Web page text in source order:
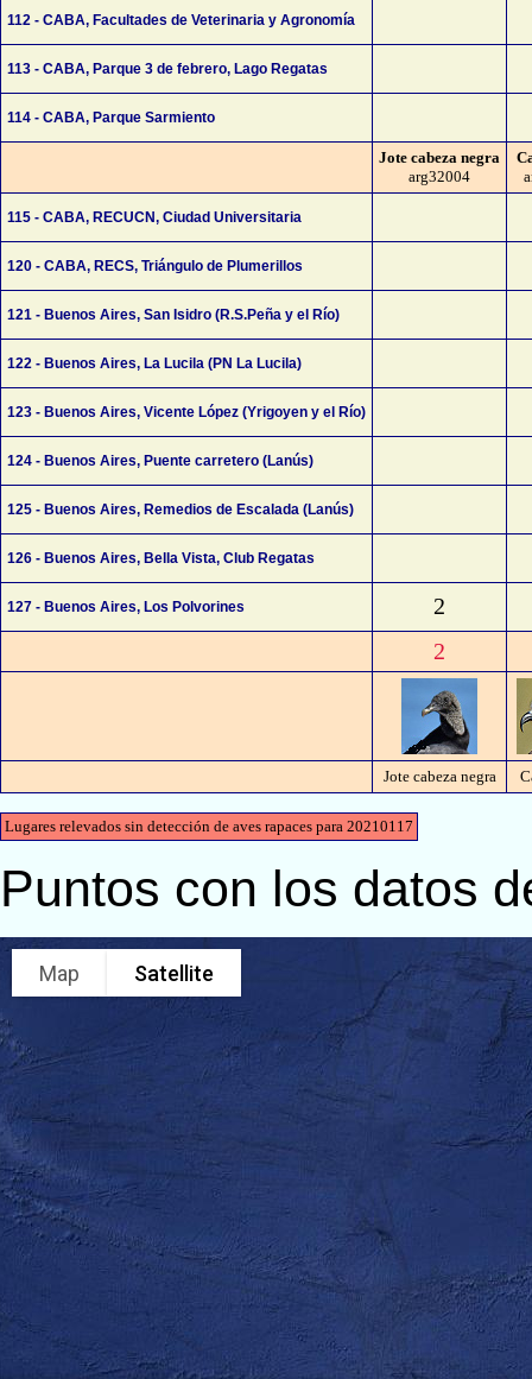
112 - CABA, Facultades de Veterinaria y Agronomía
113 - CABA, Parque 3 de febrero, Lago Regatas
114 - CABA, Parque Sarmiento
Jote cabeza negra
arg32004
115 - CABA, RECUCN, Ciudad Universitaria
120 - CABA, RECS, Triángulo de Plumerillos
121 - Buenos Aires, San Isidro (R.S.Peña y el Río)
122 - Buenos Aires, La Lucila (PN La Lucila)
123 - Buenos Aires, Vicente López (Yrigoyen y el Río)
124 - Buenos Aires, Puente carretero (Lanús)
125 - Buenos Aires, Remedios de Escalada (Lanús)
126 - Buenos Aires, Bella Vista, Club Regatas
127 - Buenos Aires, Los Polvorines
2
2
Jote cabeza negra
Lugares relevados sin detección de aves rapaces para 20210117
Puntos con los datos
Map Satellite